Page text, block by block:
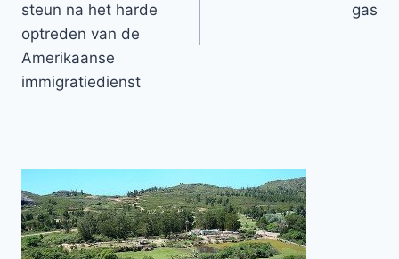
steun na het harde
optreden van de
Amerikaanse
immigratiedienst
gas